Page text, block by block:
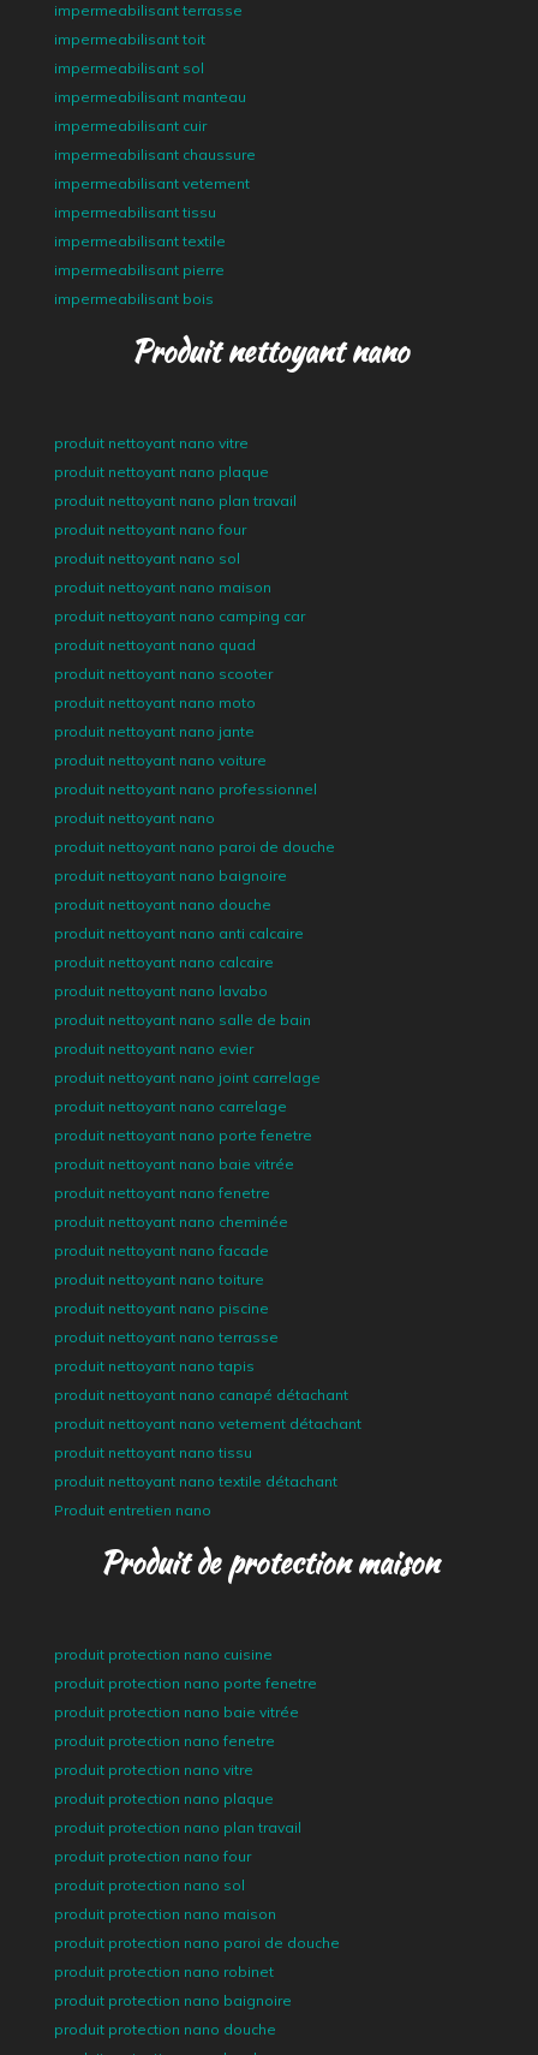
impermeabilisant terrasse
impermeabilisant toit
impermeabilisant sol
impermeabilisant manteau
impermeabilisant cuir
impermeabilisant chaussure
impermeabilisant vetement
impermeabilisant tissu
impermeabilisant textile
impermeabilisant pierre
impermeabilisant bois
Produit nettoyant nano
produit nettoyant nano vitre
produit nettoyant nano plaque
produit nettoyant nano plan travail
produit nettoyant nano four
produit nettoyant nano sol
produit nettoyant nano maison
produit nettoyant nano camping car
produit nettoyant nano quad
produit nettoyant nano scooter
produit nettoyant nano moto
produit nettoyant nano jante
produit nettoyant nano voiture
produit nettoyant nano professionnel
produit nettoyant nano
produit nettoyant nano paroi de douche
produit nettoyant nano baignoire
produit nettoyant nano douche
produit nettoyant nano anti calcaire
produit nettoyant nano calcaire
produit nettoyant nano lavabo
produit nettoyant nano salle de bain
produit nettoyant nano evier
produit nettoyant nano joint carrelage
produit nettoyant nano carrelage
produit nettoyant nano porte fenetre
produit nettoyant nano baie vitrée
produit nettoyant nano fenetre
produit nettoyant nano cheminée
produit nettoyant nano facade
produit nettoyant nano toiture
produit nettoyant nano piscine
produit nettoyant nano terrasse
produit nettoyant nano tapis
produit nettoyant nano canapé détachant
produit nettoyant nano vetement détachant
produit nettoyant nano tissu
produit nettoyant nano textile détachant
Produit entretien nano
Produit de protection maison
produit protection nano cuisine
produit protection nano porte fenetre
produit protection nano baie vitrée
produit protection nano fenetre
produit protection nano vitre
produit protection nano plaque
produit protection nano plan travail
produit protection nano four
produit protection nano sol
produit protection nano maison
produit protection nano paroi de douche
produit protection nano robinet
produit protection nano baignoire
produit protection nano douche